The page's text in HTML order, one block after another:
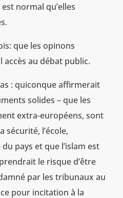
normal qu’elles
que les opinons
au débat public.
: quiconque affirmerait
solides – que les
extra-européens, sont
sécurité, l’école,
pays et que l’islam est
le risque d’être
par les tribunaux au
pour incitation à la